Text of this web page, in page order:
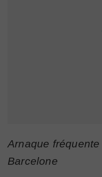
Arnaque
Barcelone